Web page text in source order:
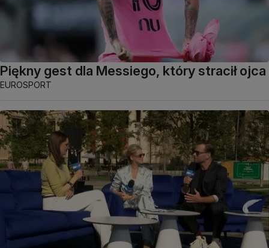
Piękny gest dla Messiego, który stracił ojca
EUROSPORT